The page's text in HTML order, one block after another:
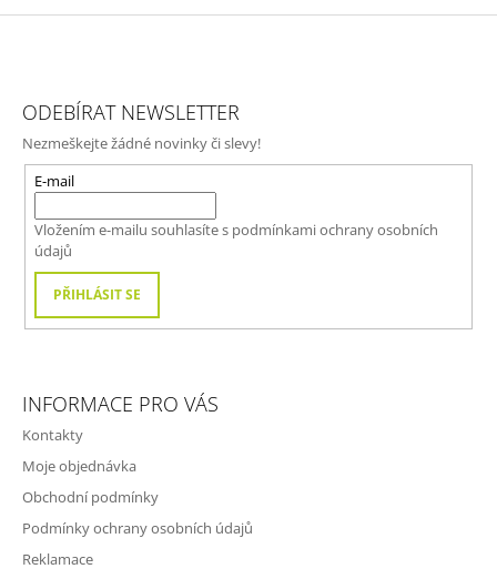
ODEBÍRAT NEWSLETTER
Nezmeškejte žádné novinky či slevy!
E-mail
Vložením e-mailu souhlasíte s podmínkami ochrany osobních
údajů
PŘIHLÁSIT SE
INFORMACE PRO VÁS
Kontakty
Moje objednávka
Obchodní podmínky
Podmínky ochrany osobních údajů
Reklamace